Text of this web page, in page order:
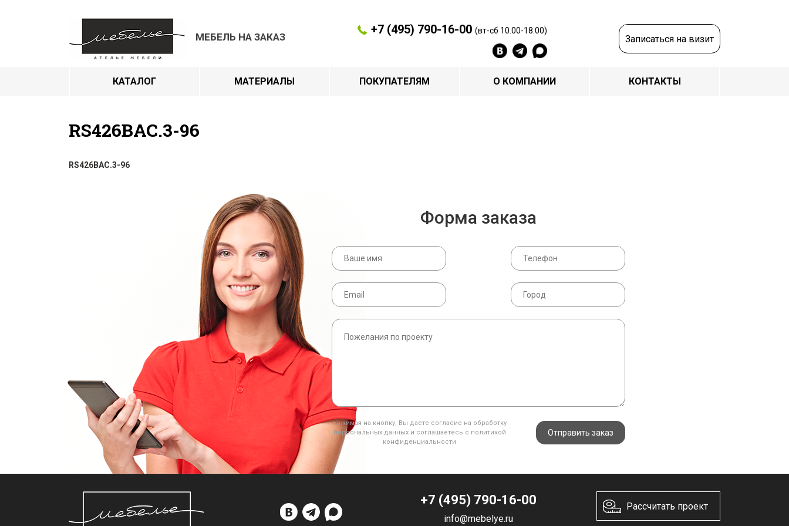
МЕБЕЛЬ НА ЗАКАЗ
+7 (495) 790-16-00 (вт-сб 10.00-18.00)
Записаться на визит
КАТАЛОГ МАТЕРИАЛЫ ПОКУПАТЕЛЯМ О КОМПАНИИ КОНТАКТЫ
RS426BAC.3-96
RS426BAC.3-96
Форма заказа
Нажимая на кнопку, Вы даете согласие на обработку
персональных данных и соглашаетесь с политикой
конфиденциальности
Отправить заказ
+7 (495) 790-16-00
info@mebelye.ru
Рассчитать проект